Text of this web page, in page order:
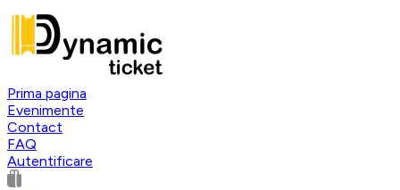
Prima pagina
Evenimente
Contact
FAQ
Autentificare